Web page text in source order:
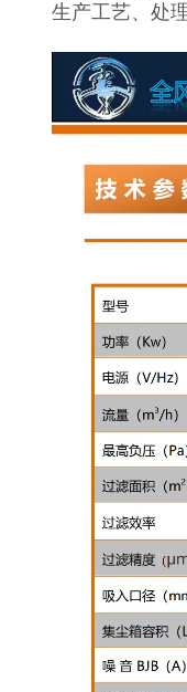
生产工艺、处